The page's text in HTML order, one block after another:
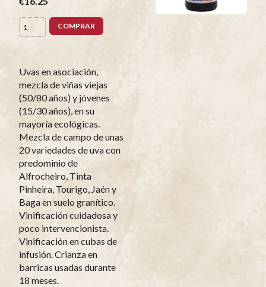
COMPRAR
Uvas en asociación,
mezcla de viñas viejas
(50/80 años) y jóvenes
(15/30 años), en su
mayoría ecológicas.
Mezcla de campo de unas
20 variedades de uva con
predominio de
Alfrocheiro, Tinta
Pinheira, Tourigo, Jaén y
Baga en suelo granítico.
Vinificación cuidadosa y
poco intervencionista.
Vinificación en cubas de
infusión. Crianza en
barricas usadas durante
18 meses.